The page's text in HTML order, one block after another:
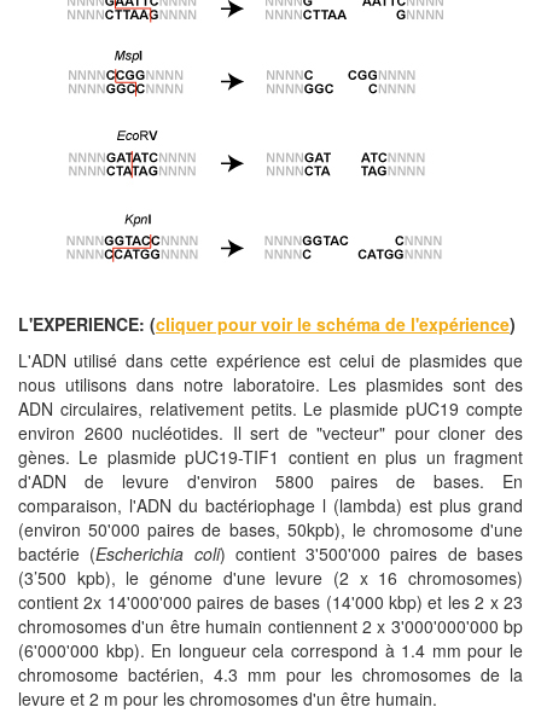
L'EXPERIENCE: (cliquer pour voir le schéma de l'expérience)
L'ADN utilisé dans cette expérience est celui de plasmides que
nous utilisons dans notre laboratoire. Les plasmides sont des
ADN circulaires, relativement petits. Le plasmide pUC19 compte
environ 2600 nucléotides. Il sert de "vecteur" pour cloner des
gènes. Le plasmide pUC19-TIF1 contient en plus un fragment
d'ADN de levure d'environ 5800 paires de bases. En
comparaison, l'ADN du bactériophage l (lambda) est plus grand
(environ 50'000 paires de bases, 50kpb), le chromosome d'une
bactérie (Escherichia coli) contient 3'500'000 paires de bases
(3’500 kpb), le génome d'une levure (2 x 16 chromosomes)
contient 2x 14'000'000 paires de bases (14'000 kbp) et les 2 x 23
chromosomes d'un être humain contiennent 2 x 3'000'000'000 bp
(6'000'000 kbp). En longueur cela correspond à 1.4 mm pour le
chromosome bactérien, 4.3 mm pour les chromosomes de la
levure et 2 m pour les chromosomes d'un être humain.